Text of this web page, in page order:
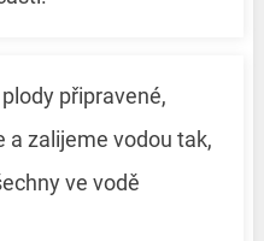
připravené,
a zalijeme vodou tak,
ve vodě